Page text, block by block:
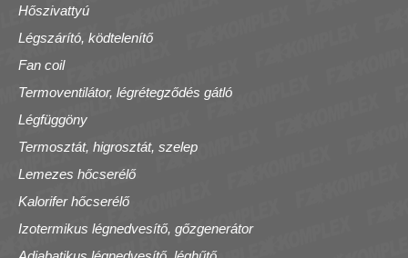
Hőszivattyú
Légszárító, ködtelenítő
Fan coil
Termoventilátor, légrétegződés gátló
Légfüggöny
Termosztát, higrosztát, szelep
Lemezes hőcserélő
Kalorifer hőcserélő
Izotermikus légnedvesítő, gőzgenerátor